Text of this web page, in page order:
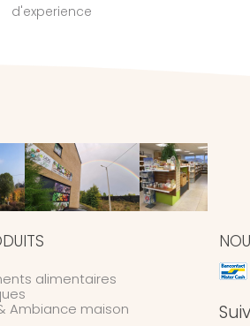
d'experience
alimentaires
Ambiance maison